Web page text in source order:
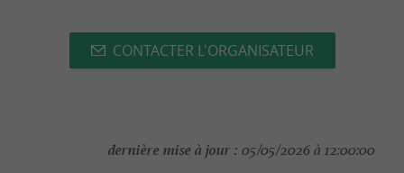
CONTACTER L'ORGANISATEUR
dernière mise à jour : 05/05/2026 à 12:00:00